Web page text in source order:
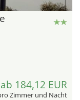
ab 184,12 EUR
Zimmer und Nacht